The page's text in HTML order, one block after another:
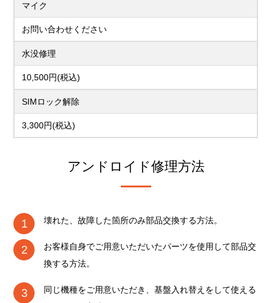
マイク
お問い合わせください
水没修理
10,500円(税込)
SIMロック解除
3,300円(税込)
アンドロイド修理方法
壊れた、故障した箇所のみ部品交換する方法。
お客様自身でご用意いただいたパーツを使用して部品交
換する方法。
同じ機種をご用意いただき、基盤入れ替えをして使える